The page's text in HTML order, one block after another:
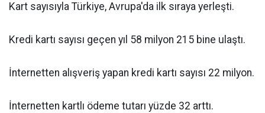
Kart sayısıyla Türkiye, Avrupa'da ilk sıraya yerleşti.
Kredi kartı sayısı geçen yıl 58 milyon 215 bine ulaştı.
İnternetten alışveriş yapan kredi kartı sayısı 22 milyon.
İnternetten kartlı ödeme tutarı yüzde 32 arttı.